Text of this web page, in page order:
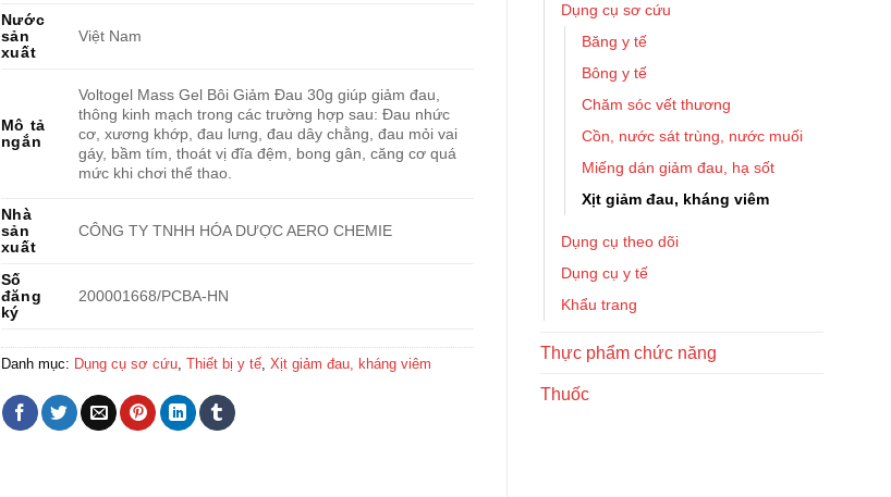
Dụng cụ sơ cứu
Băng y tế
Bông y tế
Chăm sóc vết thương
Cồn, nước sát trùng, nước muối
Miếng dán giảm đau, hạ sốt
Xịt giảm đau, kháng viêm
Dụng cụ theo dõi
Dụng cụ y tế
Khẩu trang
Thực phẩm chức năng
Thuốc
Nước
sản
xuất
Việt Nam
Mô tả
ngắn
Voltogel Mass Gel Bôi Giảm Đau 30g giúp giảm đau,
thông kinh mạch trong các trường hợp sau: Đau nhức
cơ, xương khớp, đau lưng, đau dây chằng, đau mỏi vai
gáy, bầm tím, thoát vị đĩa đệm, bong gân, căng cơ quá
mức khi chơi thể thao.
Nhà
sản
xuất
CÔNG TY TNHH HÓA DƯỢC AERO CHEMIE
Số
đăng
ký
200001668/PCBA-HN
Danh mục: Dụng cụ sơ cứu, Thiết bị y tế, Xịt giảm đau, kháng viêm